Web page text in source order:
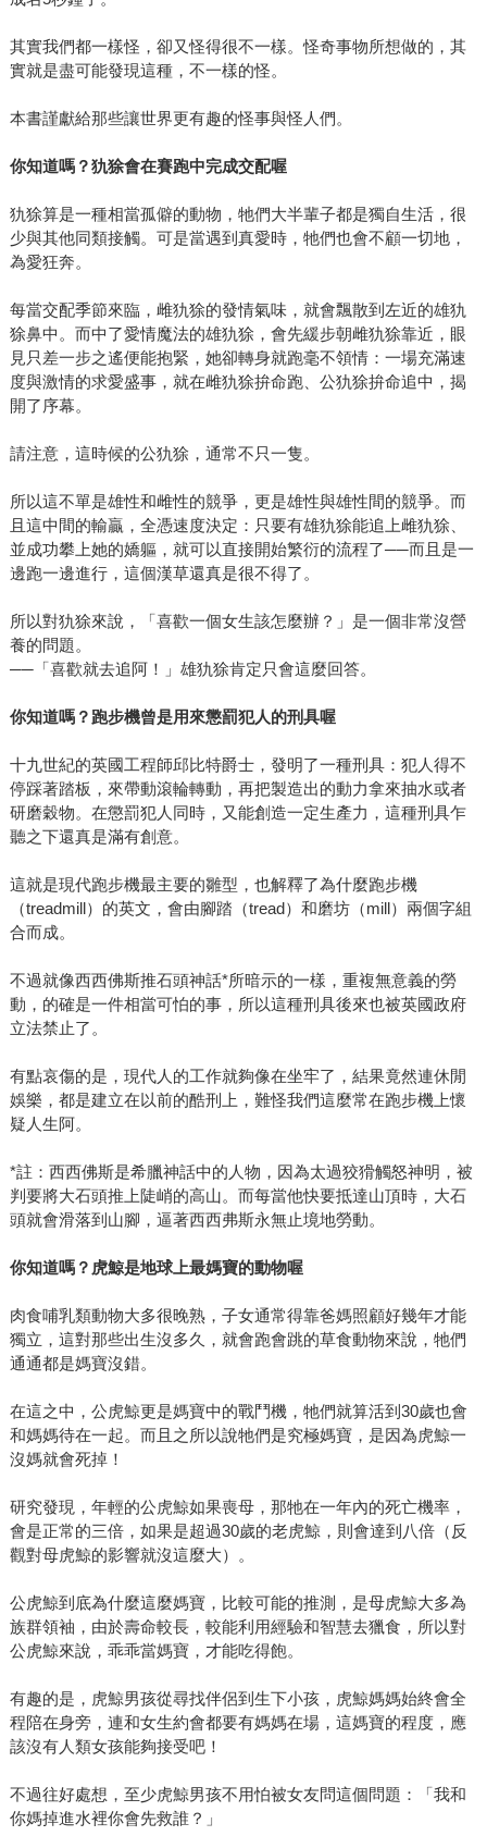
其實我們都一樣怪，卻又怪得很不一樣。怪奇事物所想做的，其
實就是盡可能發現這種，不一樣的怪。
本書謹獻給那些讓世界更有趣的怪事與怪人們。
你知道嗎？犰狳會在賽跑中完成交配喔
犰狳算是一種相當孤僻的動物，牠們大半輩子都是獨自生活，很
少與其他同類接觸。可是當遇到真愛時，牠們也會不顧一切地，
為愛狂奔。
每當交配季節來臨，雌犰狳的發情氣味，就會飄散到左近的雄犰
狳鼻中。而中了愛情魔法的雄犰狳，會先緩步朝雌犰狳靠近，眼
見只差一步之遙便能抱緊，她卻轉身就跑毫不領情：一場充滿速
度與激情的求愛盛事，就在雌犰狳拚命跑、公犰狳拚命追中，揭
開了序幕。
請注意，這時候的公犰狳，通常不只一隻。
所以這不單是雄性和雌性的競爭，更是雄性與雄性間的競爭。而
且這中間的輸贏，全憑速度決定：只要有雄犰狳能追上雌犰狳、
並成功攀上她的嬌軀，就可以直接開始繁衍的流程了──而且是一
邊跑一邊進行，這個漢草還真是很不得了。
所以對犰狳來說，「喜歡一個女生該怎麼辦？」是一個非常沒營
養的問題。
──「喜歡就去追阿！」雄犰狳肯定只會這麼回答。
你知道嗎？跑步機曾是用來懲罰犯人的刑具喔
十九世紀的英國工程師邱比特爵士，發明了一種刑具：犯人得不
停踩著踏板，來帶動滾輪轉動，再把製造出的動力拿來抽水或者
研磨穀物。在懲罰犯人同時，又能創造一定生產力，這種刑具乍
聽之下還真是滿有創意。
這就是現代跑步機最主要的雛型，也解釋了為什麼跑步機
（treadmill）的英文，會由腳踏（tread）和磨坊（mill）兩個字組
合而成。
不過就像西西佛斯推石頭神話*所暗示的一樣，重複無意義的勞
動，的確是一件相當可怕的事，所以這種刑具後來也被英國政府
立法禁止了。
有點哀傷的是，現代人的工作就夠像在坐牢了，結果竟然連休閒
娛樂，都是建立在以前的酷刑上，難怪我們這麼常在跑步機上懷
疑人生阿。
*註：西西佛斯是希臘神話中的人物，因為太過狡猾觸怒神明，被
判要將大石頭推上陡峭的高山。而每當他快要抵達山頂時，大石
頭就會滑落到山腳，逼著西西弗斯永無止境地勞動。
你知道嗎？虎鯨是地球上最媽寶的動物喔
肉食哺乳類動物大多很晚熟，子女通常得靠爸媽照顧好幾年才能
獨立，這對那些出生沒多久，就會跑會跳的草食動物來說，牠們
通通都是媽寶沒錯。
在這之中，公虎鯨更是媽寶中的戰鬥機，牠們就算活到30歲也會
和媽媽待在一起。而且之所以說牠們是究極媽寶，是因為虎鯨一
沒媽就會死掉！
研究發現，年輕的公虎鯨如果喪母，那牠在一年內的死亡機率，
會是正常的三倍，如果是超過30歲的老虎鯨，則會達到八倍（反
觀對母虎鯨的影響就沒這麼大）。
公虎鯨到底為什麼這麼媽寶，比較可能的推測，是母虎鯨大多為
族群領袖，由於壽命較長，較能利用經驗和智慧去獵食，所以對
公虎鯨來說，乖乖當媽寶，才能吃得飽。
有趣的是，虎鯨男孩從尋找伴侶到生下小孩，虎鯨媽媽始終會全
程陪在身旁，連和女生約會都要有媽媽在場，這媽寶的程度，應
該沒有人類女孩能夠接受吧！
不過往好處想，至少虎鯨男孩不用怕被女友問這個問題：「我和
你媽掉進水裡你會先救誰？」